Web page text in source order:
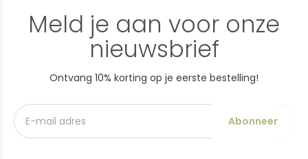
Meld je aan voor onze
nieuwsbrief
Ontvang 10% korting op je eerste bestelling!
Abonneer